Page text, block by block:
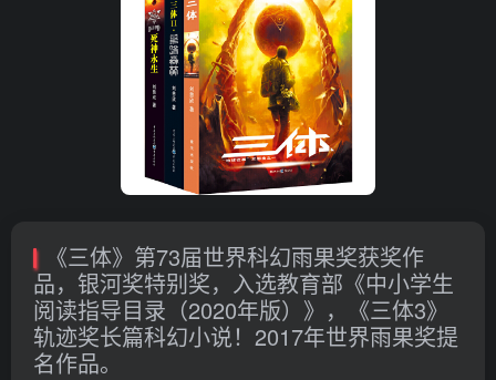
《三体》第73届世界科幻雨果奖获奖作
品，银河奖特别奖，入选教育部《中小学生
阅读指导目录（2020年版）》，《三体3》
轨迹奖长篇科幻小说！2017年世界雨果奖提
名作品。